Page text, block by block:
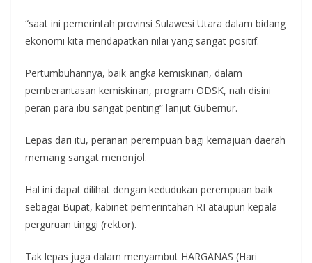
“saat ini pemerintah provinsi Sulawesi Utara dalam bidang
ekonomi kita mendapatkan nilai yang sangat positif.
Pertumbuhannya, baik angka kemiskinan, dalam
pemberantasan kemiskinan, program ODSK, nah disini
peran para ibu sangat penting” lanjut Gubernur.
Lepas dari itu, peranan perempuan bagi kemajuan daerah
memang sangat menonjol.
Hal ini dapat dilihat dengan kedudukan perempuan baik
sebagai Bupat, kabinet pemerintahan RI ataupun kepala
perguruan tinggi (rektor).
Tak lepas juga dalam menyambut HARGANAS (Hari